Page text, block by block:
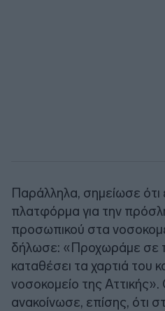
Παράλληλα, σημείωσε ότι
πλατφόρμα για την
προσωπικού στα
δήλωσε: «Προχωράμε σε
καταθέσει τα χαρτιά του
νοσοκομείο της
ανακοίνωσε, επίσης, ότι